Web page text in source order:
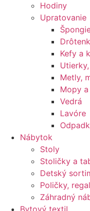
Hodiny
Upratovanie
Kefy a
Metly,
Mopy
Vedrá
Lavóre
Nábytok
Stoly
Stoličky a
Detský
Poličky,
Záhradný
Bytový textil